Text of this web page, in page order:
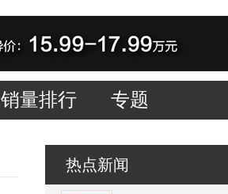
销量排行 专题
热点新闻